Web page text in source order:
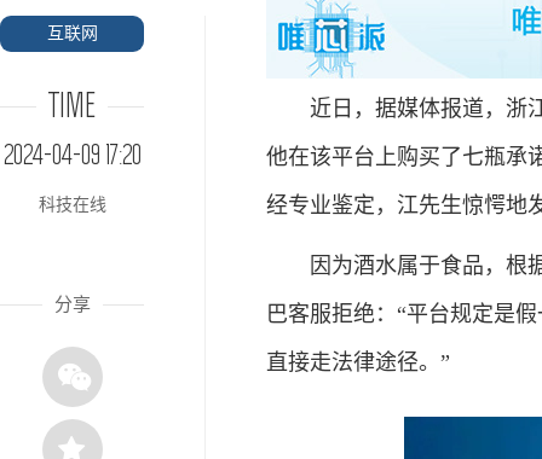
互联网
TIME
2024-04-09 17:20
科技在线
分享
近日，据媒体报道，浙江
他在该平台上购买了七瓶承
经专业鉴定，江先生惊愕地
因为酒水属于食品，根据
巴客服拒绝：“平台规定是
直接走法律途径。”